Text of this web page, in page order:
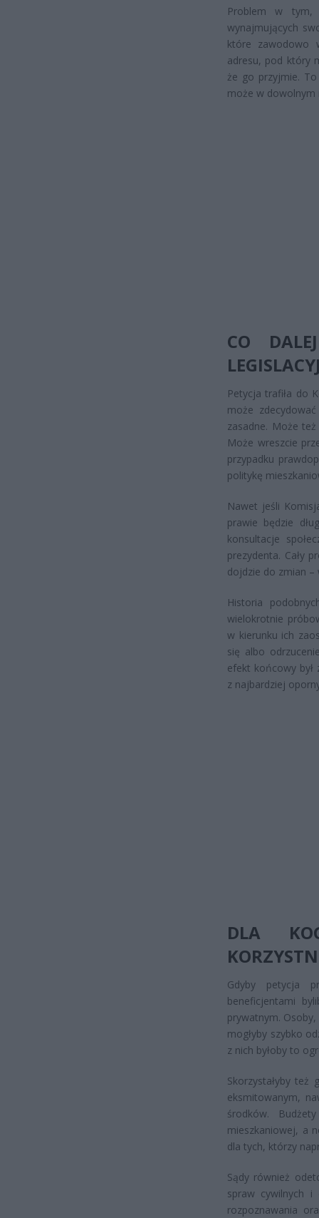
Problem w tym,
wynajmujących
które zawodowo
adresu, pod który
że go przyjmie.
może w dowolnym
CO
Petycja trafiła do
może
zasadne. Może
Może wreszcie
przypadku
politykę
Nawet jeśli
prawie będzie
konsultacje
prezydenta. Cały
dojdzie do zmian –
Historia
wielokrotnie
w kierunku ich
się albo
efekt końcowy był
z najbardziej
DLA
Gdyby petycja
beneficjentami
prywatnym.
mogłyby szybko
z nich byłoby to
Skorzystałyby
eksmitowanym,
środków.
mieszkaniowej, a
dla tych, którzy
Sądy również
spraw cywilnych i
rozpoznawania